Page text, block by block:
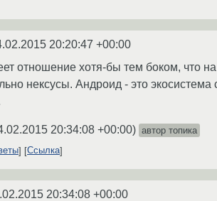
20:20:47 +00:00
отношение хотя-бы тем боком, что
нексусы. Андроид - это
20:34:08 +00:00) автор топика
Ссылка
20:34:08 +00:00